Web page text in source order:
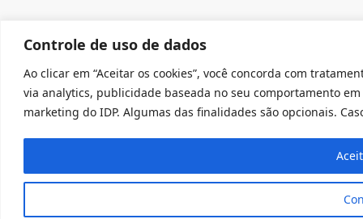
Controle de uso de dados
Ao clicar em “Aceitar os cookies”, você concorda com
via analytics, publicidade baseada no seu comportamento
marketing do IDP. Algumas das finalidades são opcionais.